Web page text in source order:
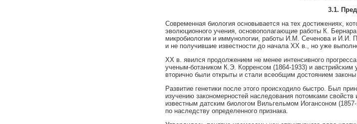
3.1.
Современная биология основывается на тех достижениях,
эволюционного учения, основополагающие работы К.
микробиологии и иммунологии, работы И.М. Сеченова и И.И.
и не получившие известности до начала XX в., но уже
XX в. явился продолжением не менее интенсивного
ученым-ботаником К.Э. Корренсом (1864-1933) и
вторично были открыты и стали всеобщим достоянием
Развитие генетики после этого происходило быстро. Был
изучению закономерностей наследования потомками
известным датским биологом Вильгельмом Иогансоном
по наследству определенного признака.